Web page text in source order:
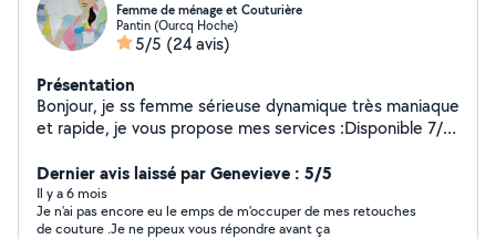
Femme de ménage et Couturière
Pantin (Ourcq Hoche)
5/5 (24 avis)
Présentation
Bonjour, je ss femme sérieuse dynamique très maniaque
et rapide, je vous propose mes services :Disponible 7/7
ménage),Rangement, couturier repassage,Ménage
Airbnb, Garde enfants
Dernier avis laissé par Genevieve : 5/5
Il y a 6 mois
Je n'ai pas encore eu le emps de m'occuper de mes retouches
de couture .Je ne ppeux vous répondre avant ça